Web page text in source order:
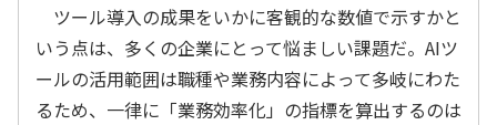
ツール導入の成果をいかに客観的な数値で示すかと
いう点は、多くの企業にとって悩ましい課題だ。AIツ
ールの活用範囲は職種や業務内容によって多岐にわた
るため、一律に「業務効率化」の指標を算出するのは